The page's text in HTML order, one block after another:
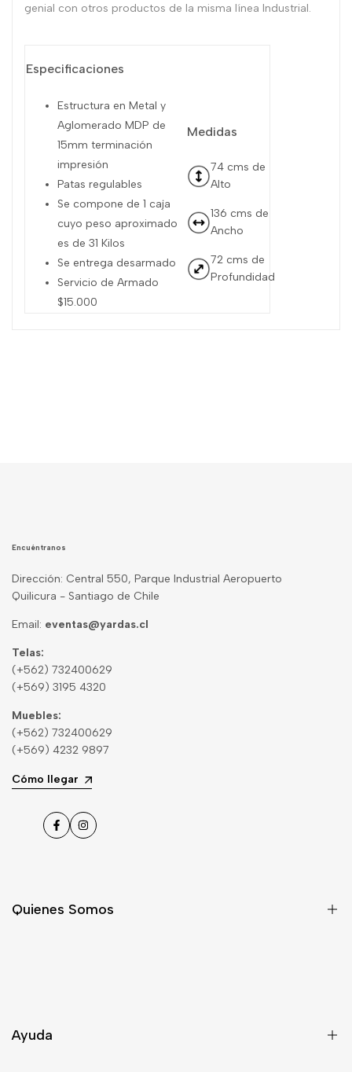
genial con otros productos de la misma línea Industrial.
Especificaciones
Estructura en Metal y
Aglomerado MDP de
15mm terminación
impresión
Patas regulables
Se compone de 1 caja
cuyo peso aproximado
es de 31 Kilos
Se entrega desarmado
Servicio de Armado
$15.000
Medidas
74 cms de
Alto
136 cms de
Ancho
72 cms de
Profundidad
Encuéntranos
Dirección: Central 550, Parque Industrial Aeropuerto
Quilicura - Santiago de Chile
Email: eventas@yardas.cl
Telas:
(+562) 732400629
(+569) 3195 4320
Muebles:
(+562) 732400629
(+569) 4232 9897
Cómo llegar
FacebookInstagram
Quienes Somos
Ayuda